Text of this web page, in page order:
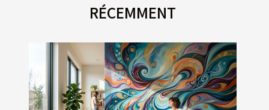
RÉCEMMENT